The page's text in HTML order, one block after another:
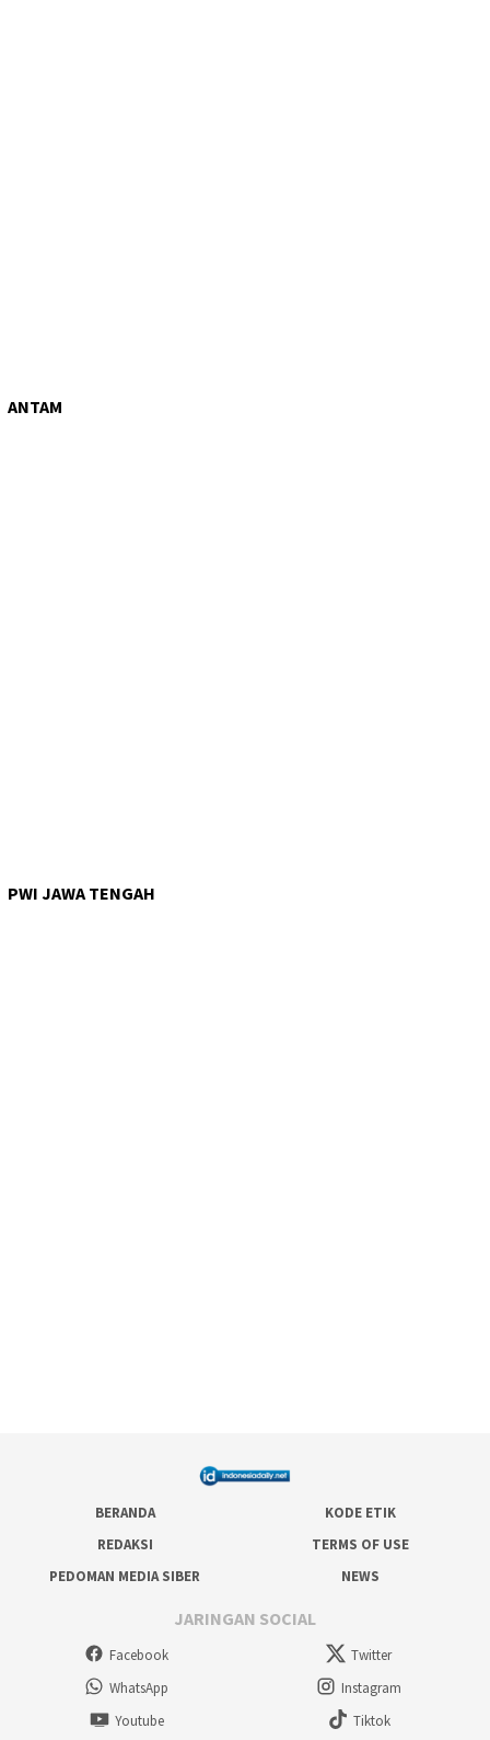
ANTAM
PWI JAWA TENGAH
BERANDA
KODE ETIK
REDAKSI
TERMS OF USE
PEDOMAN MEDIA SIBER
NEWS
JARINGAN SOCIAL
Facebook
Twitter
WhatsApp
Instagram
Youtube
Tiktok